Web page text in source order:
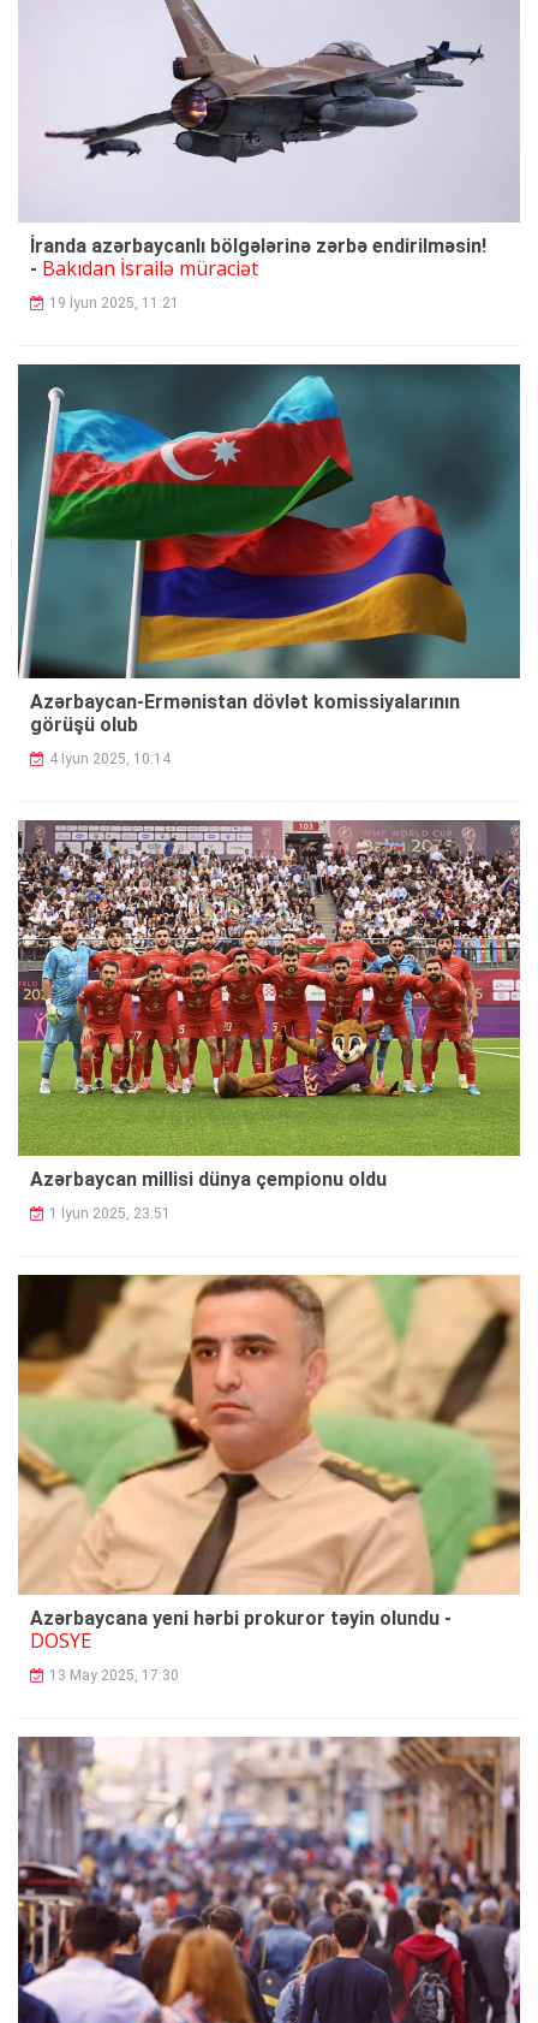
İranda azərbaycanlı bölgələrinə zərbə endirilməsin!
- Bakıdan İsrailə müraciət
19 İyun 2025, 11:21
Azərbaycan-Ermənistan dövlət komissiyalarının
görüşü olub
4 İyun 2025, 10:14
Azərbaycan millisi dünya çempionu oldu
1 İyun 2025, 23:51
Azərbaycana yeni hərbi prokuror təyin olundu -
DOSYE
13 May 2025, 17:30